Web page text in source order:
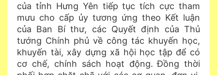
của tỉnh Hưng Yên tiếp tục tích cực tham
mưu cho cấp ủy tương ứng theo Kết luận
của Ban Bí thư, các Quyết định của Thủ
tướng Chính phủ về công tác khuyến học,
khuyến tài, xây dựng xã hội học tập để có
cơ chế, chính sách hoạt động. Đồng thời